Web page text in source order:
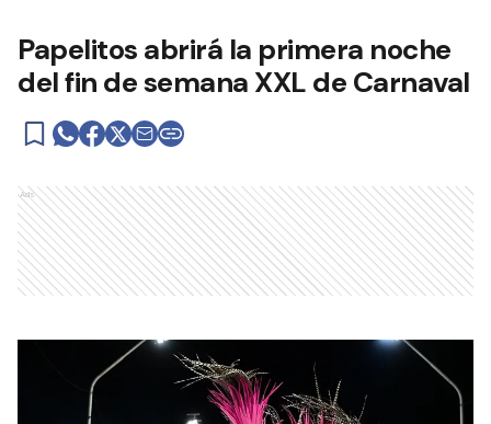
Papelitos abrirá la primera noche
del fin de semana XXL de Carnaval
Ads